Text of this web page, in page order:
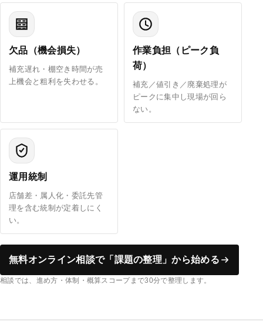
欠品（機会損失）
補充遅れ・棚空き時間が売
上機会と粗利を失わせる。
作業負担（ピーク負
荷）
補充／値引き／廃棄処理が
ピークに集中し現場が回ら
ない。
運用統制
店舗差・属人化・委託先管
理を含む統制が定着しにく
い。
無料オンライン相談で「課題の整理」から始める
相談では、進め方・体制・概算スコープまで30分で整理します。